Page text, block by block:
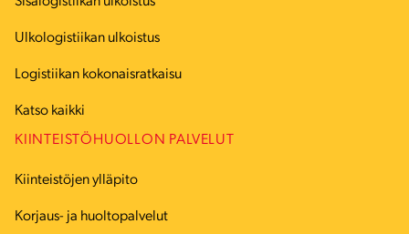
Ulkologistiikan ulkoistus
Logistiikan kokonaisratkaisu
Katso kaikki
KIINTEISTÖHUOLLON PALVELUT
Kiinteistöjen ylläpito
Korjaus- ja huoltopalvelut